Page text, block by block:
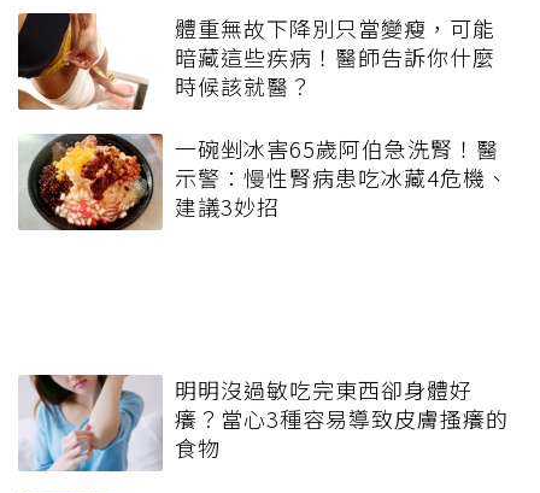
體重無故下降別只當變瘦，可能
暗藏這些疾病！醫師告訴你什麼
時候該就醫？
一碗剉冰害65歲阿伯急洗腎！醫
示警：慢性腎病患吃冰藏4危機、
建議3妙招
明明沒過敏吃完東西卻身體好
癢？當心3種容易導致皮膚搔癢的
食物